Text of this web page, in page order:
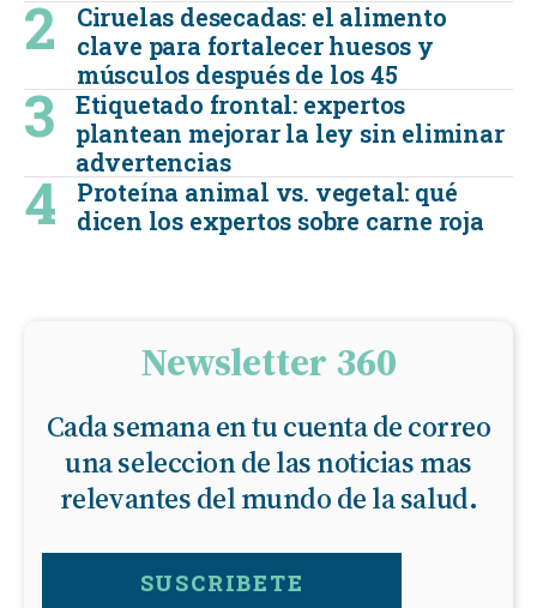
Ciruelas desecadas: el alimento
clave para fortalecer huesos y
músculos después de los 45
Etiquetado frontal: expertos
plantean mejorar la ley sin eliminar
advertencias
Proteína animal vs. vegetal: qué
dicen los expertos sobre carne roja
Newsletter 360
Cada semana en tu cuenta de correo
una seleccion de las noticias mas
relevantes del mundo de la salud.
SUSCRIBETE